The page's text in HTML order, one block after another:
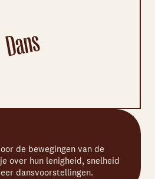
de bewegingen van de
over hun lenigheid, snelheid
dansvoorstellingen.